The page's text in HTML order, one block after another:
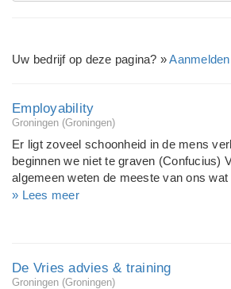
Uw bedrijf op deze pagina? »
Employability
Groningen (Groningen)
Er ligt zoveel schoonheid in de mens
beginnen we niet te graven (Confucius)
algemeen weten de meeste van ons
zijn om te doen of te laten, maar vaak
gehoor aan of houdt ons iets tegen om
loop van ons leven doen wij, (door
overtuigingen, inzichten en
Hierdoor leren wij en tegelijkertijd
» Lees meer
De Vries advies & training
Groningen (Groningen)